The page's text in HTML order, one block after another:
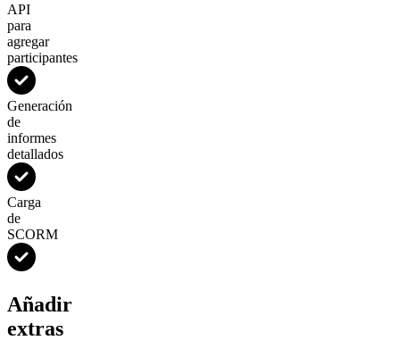
API
para
agregar
participantes
Generación
de
informes
detallados
Carga
de
SCORM
Añadir
extras